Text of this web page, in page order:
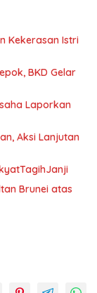
Kekerasan Istri
BKD Gelar
Laporkan
Aksi Lanjutan
Brunei atas